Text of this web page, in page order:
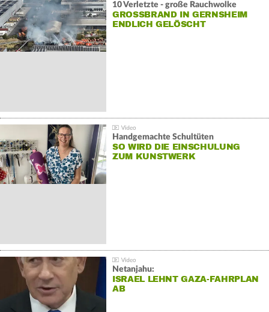
10 Verletzte - große Rauchwolke
GROSSBRAND IN GERNSHEIM E
NDLICH GELÖSCHT
Handgemachte Schultüten
SO WIRD DIE EINSCHULUNG
ZUM KUNSTWERK
Netanjahu:
ISRAEL LEHNT GAZA-FAHRPLAN
AB